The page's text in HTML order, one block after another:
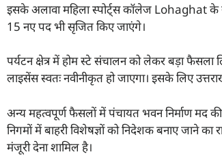
इसके अलावा महिला स्पोर्ट्स कॉलेज Lohaghat के
15 नए पद भी सृजित किए जाएंगे।
पर्यटन क्षेत्र में होम स्टे संचालन को लेकर बड़ा
लाइसेंस स्वतः नवीनीकृत हो जाएगा। इसके लिए
अन्य महत्वपूर्ण फैसलों में पंचायत भवन निर्माण मद
निगमों में बाहरी विशेषज्ञों को निदेशक बनाए जाने
मंजूरी देना शामिल है।